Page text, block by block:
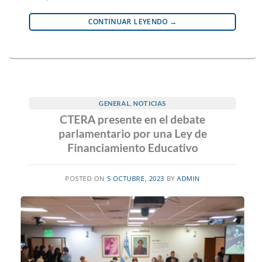
CONTINUAR LEYENDO →
GENERAL ,NOTICIAS
CTERA presente en el debate
parlamentario por una Ley de
Financiamiento Educativo
POSTED ON 5 OCTUBRE, 2023 BYADMIN